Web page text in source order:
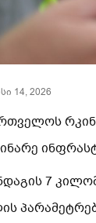
14, 2026
7